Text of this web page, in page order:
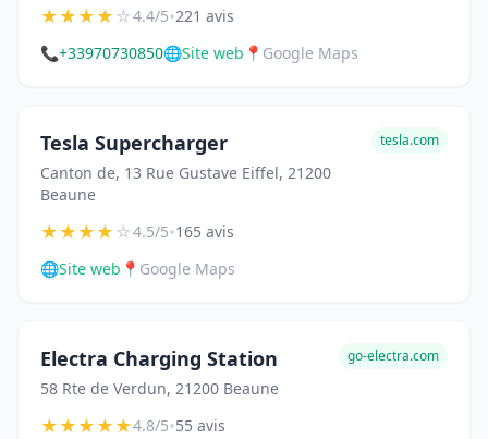
★★★★☆4.4/5•221 avis
📞+33970730850🌐Site web 📍 Google Maps
Tesla Supercharger
Canton de, 13 Rue Gustave Eiffel, 21200
Beaune
tesla.com
★★★★☆4.5/5•165 avis
🌐Site web 📍 Google Maps
Electra Charging Station
58 Rte de Verdun, 21200 Beaune
go-electra.com
★★★★★4.8/5•55 avis